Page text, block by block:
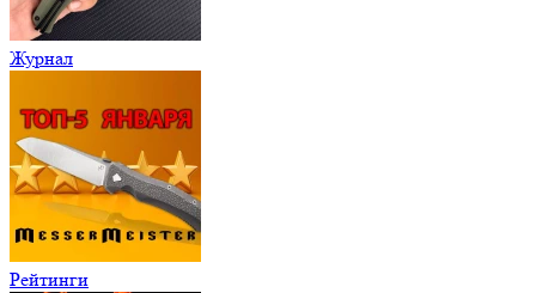
Журнал
Рейтинги